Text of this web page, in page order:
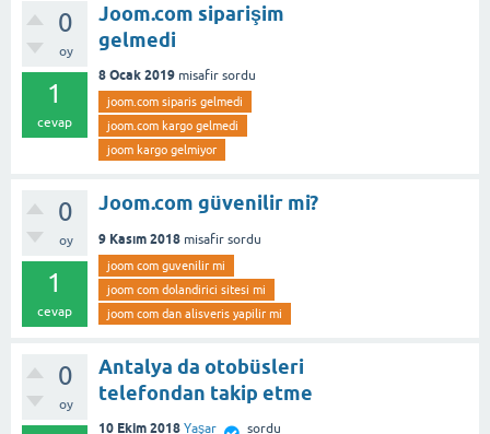
0
oy
1
cevap
Joom.com siparişim
gelmedi
8 Ocak 2019 misafir sordu
joom.com siparis gelmedi
joom.com kargo gelmedi
joom kargo gelmiyor
0
oy
1
cevap
Joom.com güvenilir mi?
9 Kasım 2018 misafir sordu
joom com guvenilir mi
joom com dolandirici sitesi mi
joom com dan alisveris yapilir mi
0
oy
Antalya da otobüsleri
telefondan takip etme
10 Ekim 2018 Yaşar sordu